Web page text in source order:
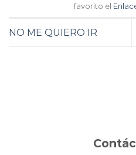
favorito el
NO ME QUIERO IR